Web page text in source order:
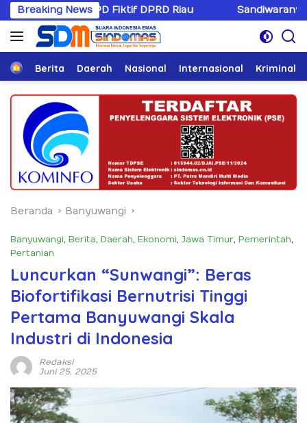
Langsung
ke
konten
Breaking News
Fiktif DPRD Riau Sandiwaranya Rekonsiliasi
HomeBerita Daerah Nasional Internasional Kriminal
Beranda Banyuwangi
Banyuwangi, Berita, Daerah, Ekonomi, Jawa Timur, Pemerintah,
Pertanian
Luncurkan “Sunwangi”: Beras
Biofortifikasi Bernutrisi Tinggi
Pertama Banyuwangi Skala
Industri di Indonesia
Redaksi
Juni 25, 2025